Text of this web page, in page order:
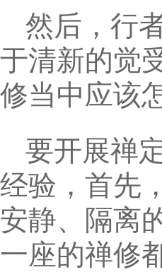
然后，行
于清新的觉
修当中应该
要开展禅
经验，首先
安静、隔离
一座的禅修